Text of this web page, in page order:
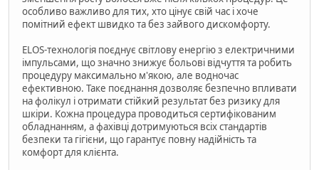
особливо важливо для тих, хто цінує свій час і хоче
помітний ефект швидко та без зайвого дискомфорту.
ELOS-технологія поєднує світлову енергію з електричними
імпульсами, що значно знижує больові відчуття та робить
процедуру максимально м'якою, але водночас
ефективною. Таке поєднання дозволяє безпечно впливати
на фолікул і отримати стійкий результат без ризику для
шкіри. Кожна процедура проводиться сертифікованим
обладнанням, а фахівці дотримуються всіх стандартів
безпеки та гігієни, що гарантує повну надійність та
комфорт для клієнта.